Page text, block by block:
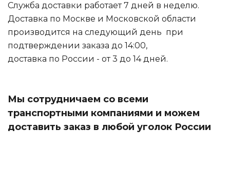
Служба доставки работает 7 дней в неделю.
Доставка по Москве и Московской области
производится на следующий день при
подтверждении заказа до 14:00,
доставка по России - от 3 до 14 дней.
Мы сотрудничаем со всеми
транспортными компаниями и можем
доставить заказ в любой уголок России